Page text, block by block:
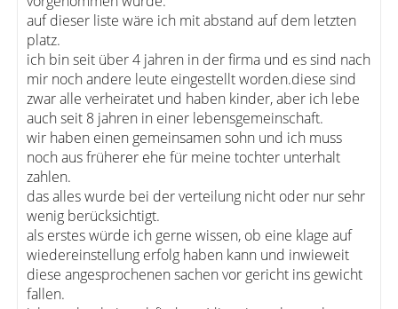
auf dieser liste wäre ich mit abstand auf dem letzten
platz.
ich bin seit über 4 jahren in der firma und es sind nach
mir noch andere leute eingestellt worden.diese sind
zwar alle verheiratet und haben kinder, aber ich lebe
auch seit 8 jahren in einer lebensgemeinschaft.
wir haben einen gemeinsamen sohn und ich muss
noch aus früherer ehe für meine tochter unterhalt
zahlen.
das alles wurde bei der verteilung nicht oder nur sehr
wenig berücksichtigt.
als erstes würde ich gerne wissen, ob eine klage auf
wiedereinstellung erfolg haben kann und inwieweit
diese angesprochenen sachen vor gericht ins gewicht
fallen.